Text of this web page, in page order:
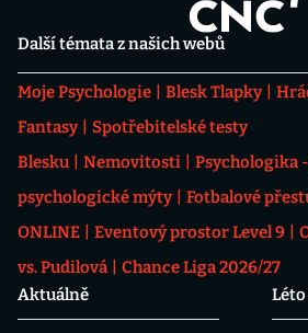
Další témata z našich webů
Moje Psychologie Blesk Tlapky
Fantasy
Spotřebitelské testy
Blesku
Nemovitosti
Psychologika
psychologické mýty
Fotbalové
ONLINE
Eventový prostor Level 9
vs. Pudilová
Chance Liga 2026/27
Aktuálně